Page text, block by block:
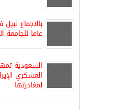
“سبيس إكس” تطلق 24 قمرًا
بالاجماع
عاما للجامعة
السعودية
لمغادرتها